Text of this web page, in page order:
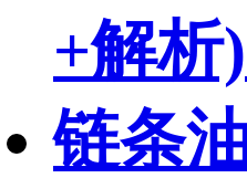
+解析
链条